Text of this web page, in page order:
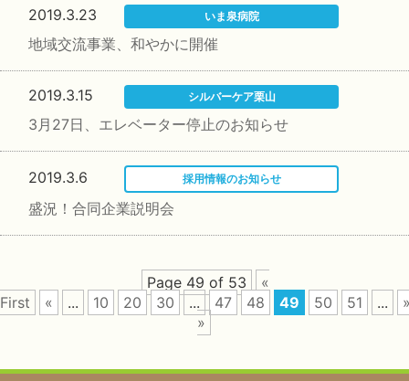
2019.3.23 いま泉病院
地域交流事業、和やかに開催
2019.3.15 シルバーケア栗山
3月27日、エレベーター停止のお知らせ
2019.3.6 採用情報のお知らせ
盛況！合同企業説明会
Page 49 of 53
«
First
« ... 10 20 30 ... 47 48 49 50 51 ...
»